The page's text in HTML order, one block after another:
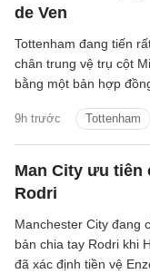
de Ven
9h trước Tottenham
Tottenham đang tiến
chân trung vệ trụ cột
bằng một bản hợp
Man City ưu tiên
Rodri
Manchester City đang
bản chia tay Rodri khi
đã xác định tiền vệ